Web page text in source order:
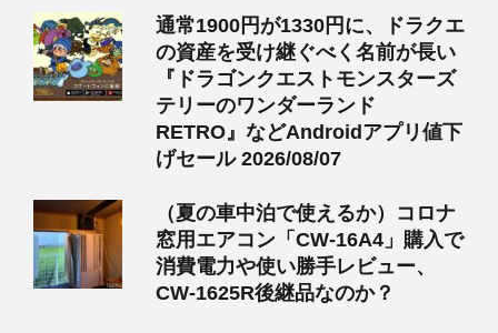
通常1900円が1330円に、ドラクエ
の資産を受け継ぐべく名前が長い
『ドラゴンクエストモンスターズ
テリーのワンダーランド
RETRO』などAndroidアプリ値下
げセール 2026/08/07
（夏の車中泊で使えるか）コロナ
窓用エアコン「CW-16A4」購入で
消費電力や使い勝手レビュー、
CW-1625R後継品なのか？